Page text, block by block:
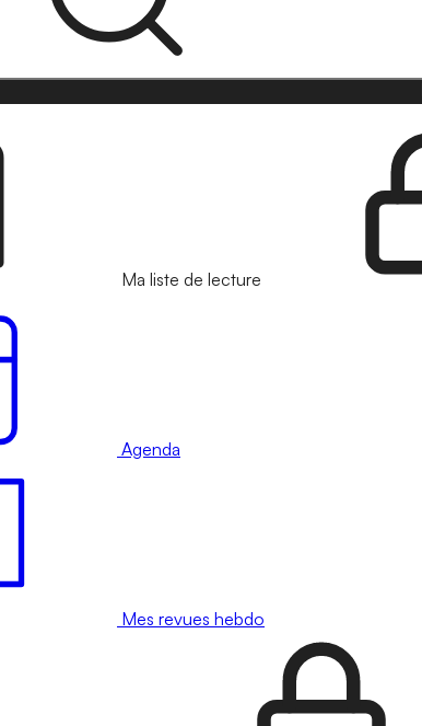
Ma liste de lecture
Agenda
Mes revues hebdo